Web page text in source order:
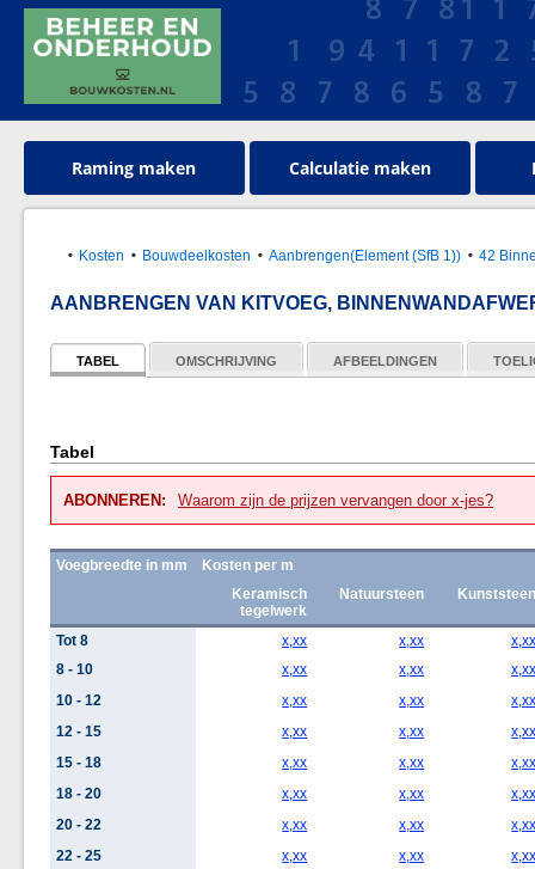
Raming maken Calculatie maken
Kosten Bouwdeelkosten Aanbrengen(Element (SfB 1)) 42
AANBRENGEN VAN KITVOEG,
TABEL OMSCHRIJVING AFBEELDINGEN
Tabel
ABONNEREN: Waarom zijn de prijzen vervangen door x-jes?
Voegbreedte in mm
Kosten per m
Keramisch
tegelwerk
Natuursteen
Tot 8 x,xx x,xx
8 - 10
x,xx x,xx
10 - 12
x,xx x,xx
12 - 15
x,xx x,xx
15 - 18
x,xx x,xx
18 - 20
x,xx x,xx
20 - 22
x,xx x,xx
22 - 25
x,xx x,xx